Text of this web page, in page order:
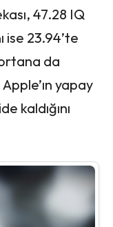
47.28 IQ
ise 23.94’te
da
yapay
kaldığını